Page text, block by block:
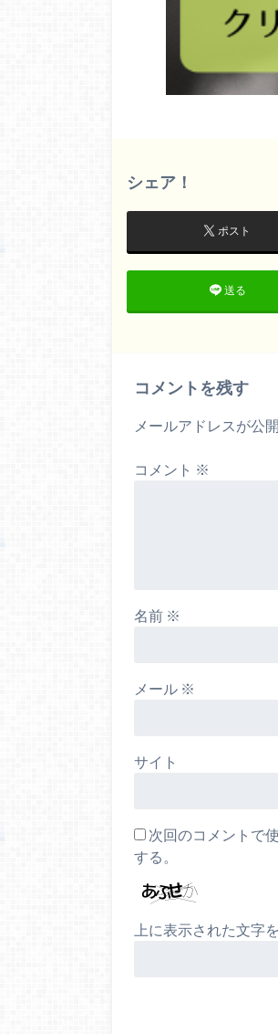
シェア！
ポスト
送る
コメントを残す
メールアドレスが公
コメント ※
名前 ※
メール ※
サイト
次回のコメントで
する。
上に表示された文字